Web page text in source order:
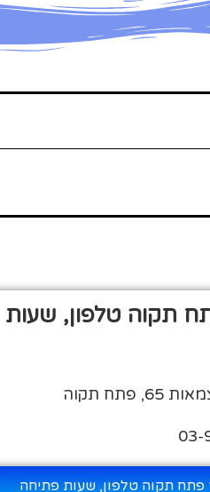
תקוה טלפון, שעות
תקוה
פתח תקוה טלפון, שעות פתיחה